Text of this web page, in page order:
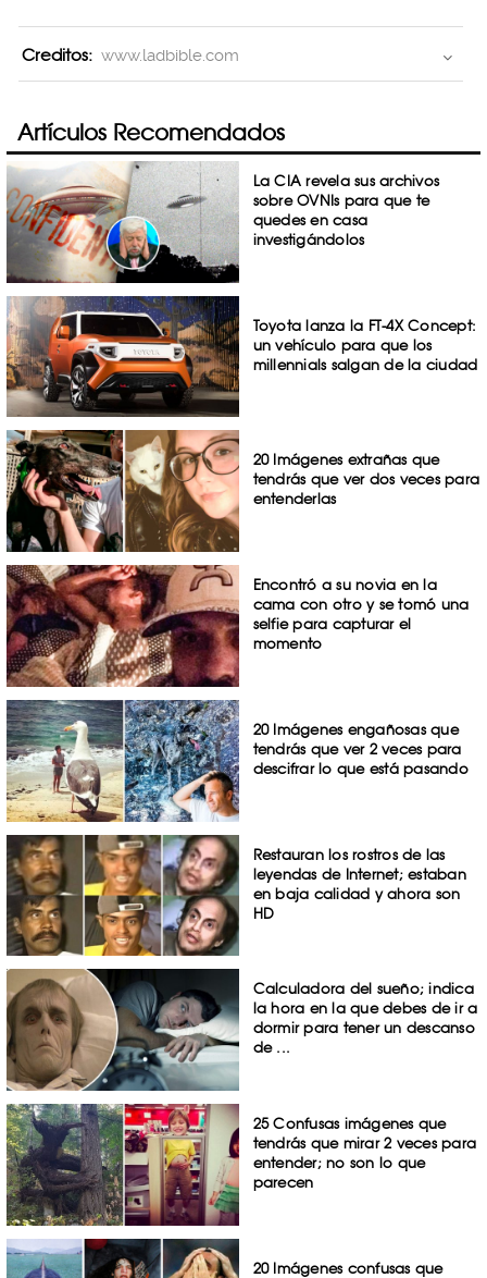
Creditos: www.ladbible.com
Artículos Recomendados
La CIA revela sus archivos
sobre OVNIs para que te
quedes en casa
investigándolos
Toyota lanza la FT-4X Concept:
un vehículo para que los
millennials salgan de la ciudad
20 Imágenes extrañas que
tendrás que ver dos veces para
entenderlas
Encontró a su novia en la
cama con otro y se tomó una
selfie para capturar el
momento
20 Imágenes engañosas que
tendrás que ver 2 veces para
descifrar lo que está pasando
Restauran los rostros de las
leyendas de Internet; estaban
en baja calidad y ahora son
HD
Calculadora del sueño; indica
la hora en la que debes de ir a
dormir para tener un descanso
de ...
25 Confusas imágenes que
tendrás que mirar 2 veces para
entender; no son lo que
parecen
20 Imágenes confusas que